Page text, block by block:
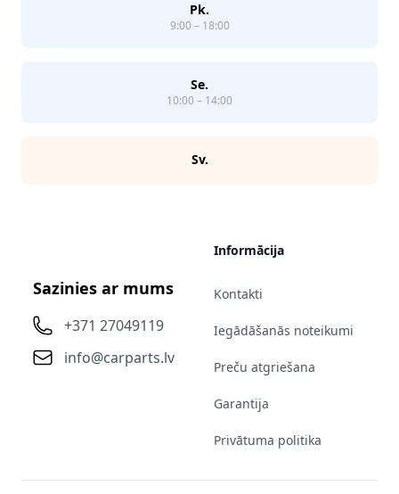
Pk.
9:00 – 18:00
Se.
10:00 – 14:00
Sv.
Sazinies ar mums
+371 27049119
info@carparts.lv
Informācija
Kontakti
Iegādāšanās noteikumi
Preču atgriešana
Garantija
Privātuma politika